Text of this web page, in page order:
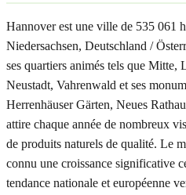
Hannover est une ville de 535 061
Niedersachsen, Deutschland /
ses quartiers animés tels que Mitte,
Neustadt, Vahrenwald et ses
Herrenhäuser Gärten, Neues
attire chaque année de nombreux
de produits naturels de qualité. Le
connu une croissance significative
tendance nationale et européenne